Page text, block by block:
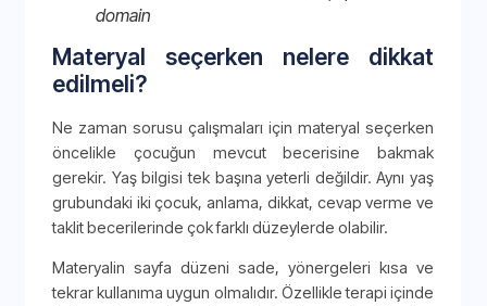
domain
Materyal seçerken nelere dikkat
edilmeli?
Ne zaman sorusu çalışmaları için materyal seçerken
öncelikle çocuğun mevcut becerisine bakmak
gerekir. Yaş bilgisi tek başına yeterli değildir. Aynı yaş
grubundaki iki çocuk, anlama, dikkat, cevap verme ve
taklit becerilerinde çok farklı düzeylerde olabilir.
Materyalin sayfa düzeni sade, yönergeleri kısa ve
tekrar kullanıma uygun olmalıdır. Özellikle terapi içinde